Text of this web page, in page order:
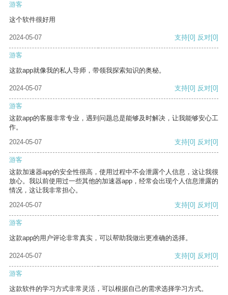
游客
这个软件很好用
2024-05-07 支持[0] 反对[0]
游客
这款app就像我的私人导师，带领我探索知识的奥秘。
2024-05-07 支持[0] 反对[0]
游客
这款app的客服非常专业，遇到问题总是能够及时解决，让我能够安心工
作。
2024-05-07
支持[0] 反对[0]
游客
这款加速器app的安全性很高，使用过程中不会泄露个人信息，这让我很
放心。我以前使用过一些其他的加速器app，经常会出现个人信息泄露的
情况，这让我非常担心。
2024-05-07
支持[0] 反对[0]
游客
这款app的用户评论非常真实，可以帮助我做出更准确的选择。
2024-05-07 支持[0] 反对[0]
游客
这款软件的学习方式非常灵活，可以根据自己的需求选择学习方式。